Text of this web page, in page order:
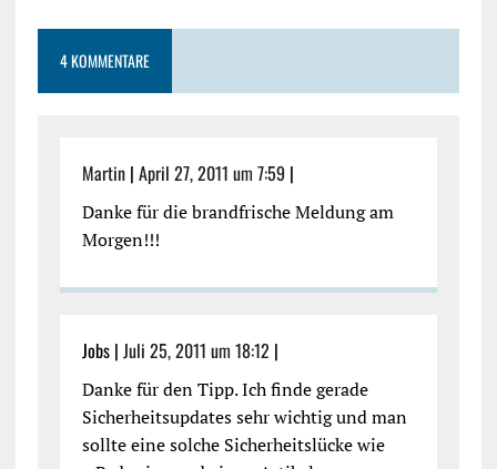
4 KOMMENTARE
Martin| April 27, 2011 um 7:59|
Danke für die brandfrische Meldung am
Morgen!!!
Jobs | Juli 25, 2011 um 18:12 |
Danke für den Tipp. Ich finde gerade
Sicherheitsupdates sehr wichtig und man
sollte eine solche Sicherheitslücke wie